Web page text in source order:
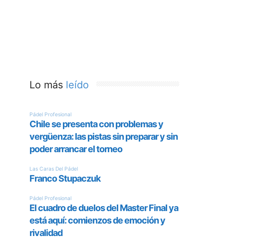
Lo más leído